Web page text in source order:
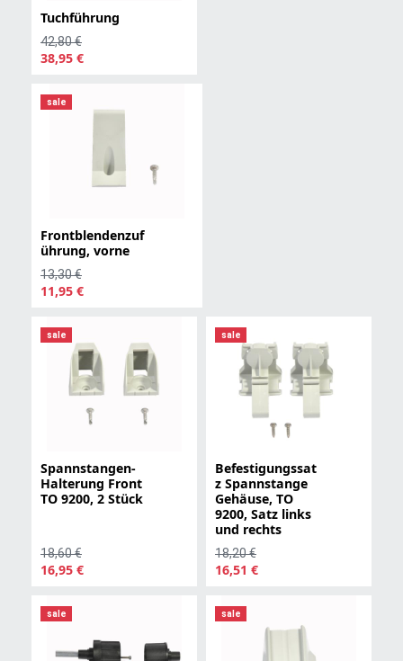
Tuchführung
42,80 €
38,95 €
sale
Frontblendenzuf
ührung, vorne
13,30 €
11,95 €
sale
Spannstangen-
Halterung Front
TO 9200, 2 Stück
18,60 €
16,95 €
sale
Befestigungssat
z Spannstange
Gehäuse, TO
9200, Satz links
und rechts
18,20 €
16,51 €
sale sale